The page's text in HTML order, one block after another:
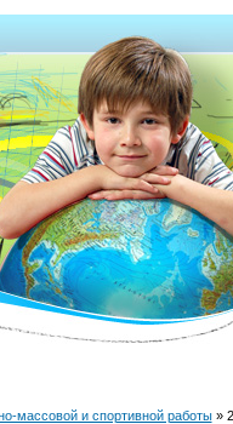
массовой и спортивной работы»